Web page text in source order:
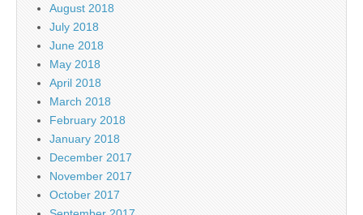
August 2018
July 2018
June 2018
May 2018
April 2018
March 2018
February 2018
January 2018
December 2017
November 2017
October 2017